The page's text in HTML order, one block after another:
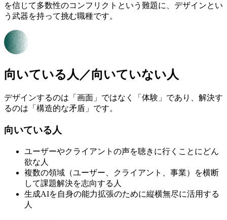
を信じて多数性のコンフリクトという難題に、デザインとい
う武器を持って挑む職種です。
向いている人／向いていない人
デザインするのは「画面」ではなく「体験」であり、解決す
るのは「構造的な矛盾」です。
向いている人
ユーザーやクライアントの声を聴きに行くことにどん
欲な人
複数の領域（ユーザー、クライアント、事業）を横断
して課題解決を志向する人
生成AIを自身の能力拡張のために縦横無尽に活用する
人